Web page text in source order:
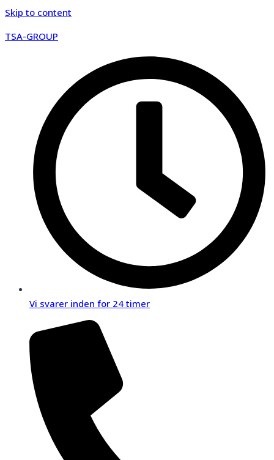
Skip to content
TSA-GROUP
Vi svarer inden for 24 timer